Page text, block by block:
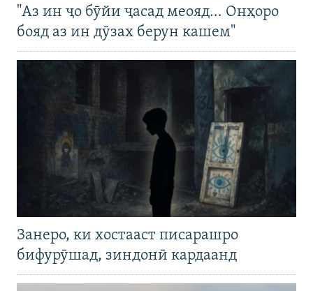
"Аз ин ҷо бӯйи ҷасад меояд… Онҳоро
бояд аз ин дӯзах берун кашем"
Занеро, ки хостааст писарашро
бифурӯшад, зиндонӣ кардаанд